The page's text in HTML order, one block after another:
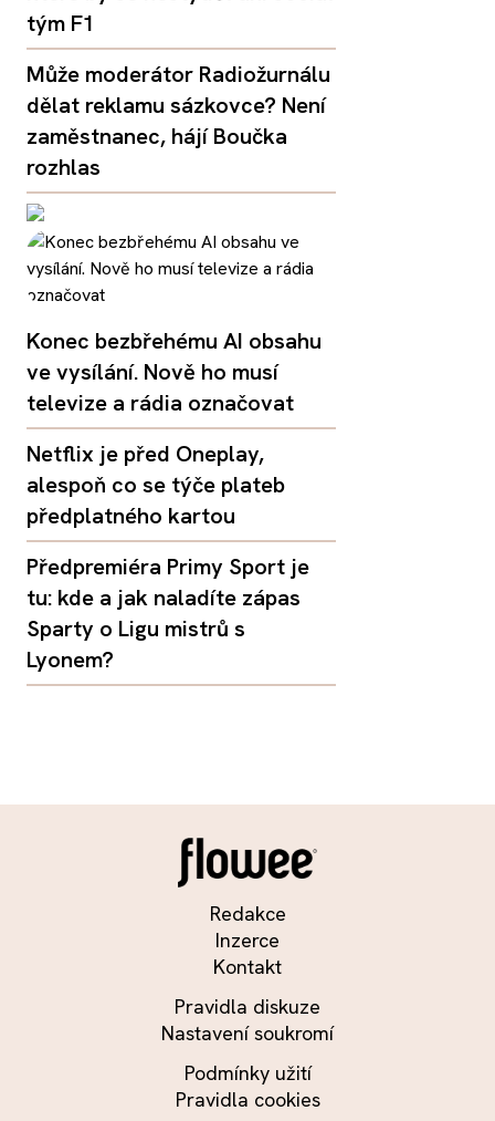
tým F1
Může moderátor Radiožurnálu
dělat reklamu sázkovce? Není
zaměstnanec, hájí Boučka
rozhlas
Konec bezbřehému AI obsahu
ve vysílání. Nově ho musí
televize a rádia označovat
Netflix je před Oneplay,
alespoň co se týče plateb
předplatného kartou
Předpremiéra Primy Sport je
tu: kde a jak naladíte zápas
Sparty o Ligu mistrů s
Lyonem?
Redakce
Inzerce
Kontakt
Pravidla diskuze
Nastavení soukromí
Podmínky užití
Pravidla cookies